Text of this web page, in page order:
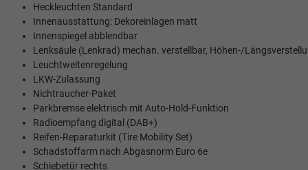
Heckleuchten Standard
Innenausstattung: Dekoreinlagen matt
Innenspiegel abblendbar
Lenksäule (Lenkrad) mechan. verstellbar, Höhen-/
Leuchtweitenregelung
LKW-Zulassung
Nichtraucher-Paket
Parkbremse elektrisch mit Auto-Hold-Funktion
Radioempfang digital (DAB+)
Reifen-Reparaturkit (Tire Mobility Set)
Schadstoffarm nach Abgasnorm Euro 6e
Schiebetür rechts